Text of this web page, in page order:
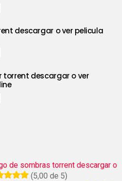
descargar o ver pelicula
torrent descargar o ver
de sombras torrent descargar o
(5,00 de 5)